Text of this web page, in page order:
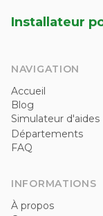
Installateur
NAVIGATION
Accueil
Blog
Simulateur d'aides
Départements
FAQ
INFORMATIONS
À propos